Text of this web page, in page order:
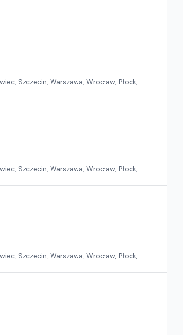
Szczecin, Warszawa, Wrocław, Płock,
Szczecin, Warszawa, Wrocław, Płock,
Szczecin, Warszawa, Wrocław, Płock,